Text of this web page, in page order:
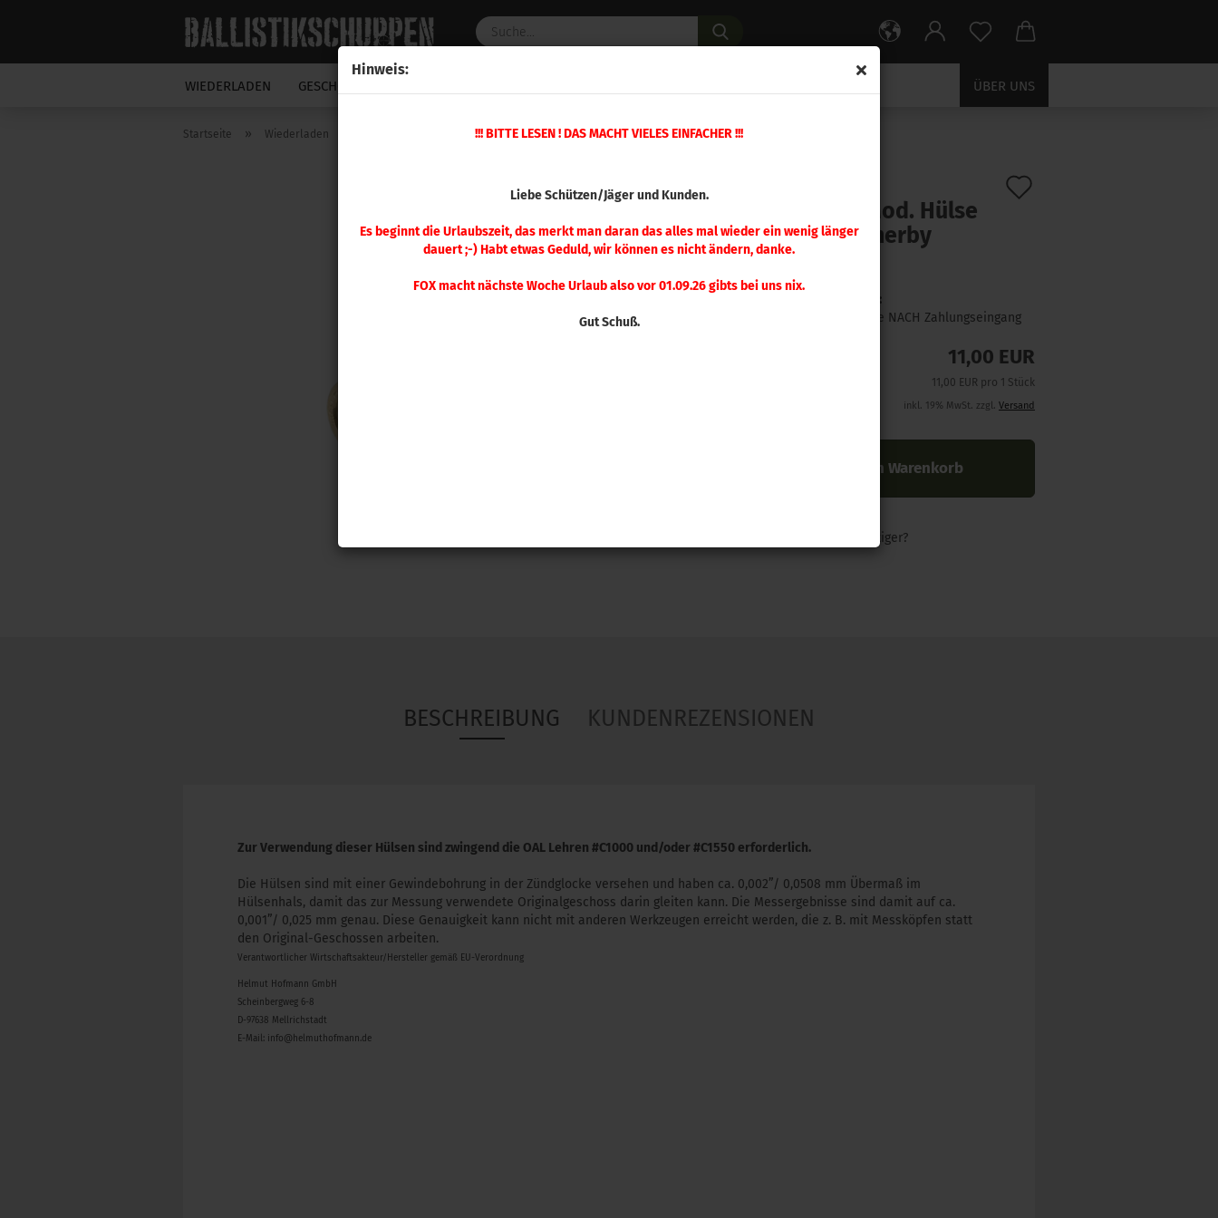
Hinweis:
!!! BITTE LESEN ! DAS MACHT VIELES EINFACHER !!!
Liebe Schützen/Jäger und Kunden.
Es beginnt die Urlaubszeit, das merkt man daran das alles mal wieder ein wenig länger
dauert ;-) Habt etwas Geduld, wir können es nicht ändern, danke.
FOX macht nächste Woche Urlaub also vor 01.09.26 gibts bei uns nix.
Gut Schuß.
WIEDERLADEN GESCHOSSE ÜBER UNS
Startseite » Wiederladen Modifizierte Hülsen » .338 - .375 » Hornady Mod. Hülse .340 Weatherby Magnum
Hornady Mod. Hülse
.340 Weatherby
Magnum
Lieferzeit:
1 Woche NACH Zahlungseingang
11,00 EUR
11,00 EUR pro 1 Stück
inkl. 19% MwSt. zzgl. Versand
In den Warenkorb
Woanders günstiger?
BESCHREIBUNG KUNDENREZENSIONEN
Zur Verwendung dieser Hülsen sind zwingend die OAL Lehren #C1000 und/oder #C1550 erforderlich.
​Die Hülsen sind mit einer Gewindebohrung in der Zündglocke versehen und haben ca. 0,002”/ 0,0508 mm Übermaß im
Hülsenhals, damit das zur Messung verwendete Originalgeschoss darin gleiten kann. Die Messergebnisse sind damit auf ca.
0,001”/ 0,025 mm genau. Diese Genauigkeit kann nicht mit anderen Werkzeugen erreicht werden, die z. B. mit Messköpfen statt
den Original-Geschossen arbeiten.
Verantwortlicher Wirtschaftsakteur/Hersteller gemäß EU-Verordnung
Helmut Hofmann GmbH
Scheinbergweg 6-8
D-97638 Mellrichstadt
E-Mail: info@helmuthofmann.de